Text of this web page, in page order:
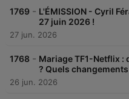
1769 - L'ÉMISSION - Cyril
27 juin 2026 !
27 jun. 2026
1768 - Mariage TF1-Netflix :
? Quels
26 jun. 2026